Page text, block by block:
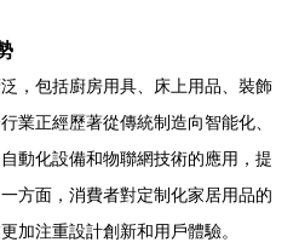
，包括廚房用具、床上用品、裝飾
業正經歷著從傳統制造向智能化、
動化設備和物聯網技術的應用，提
方面，消費者對定制化家居用品的
加注重設計創新和用戶體驗。